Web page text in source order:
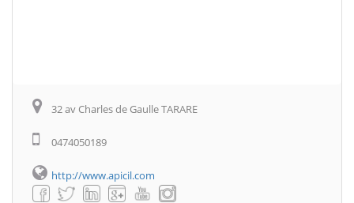
32 av Charles de Gaulle TARARE
0474050189
http://www.apicil.com